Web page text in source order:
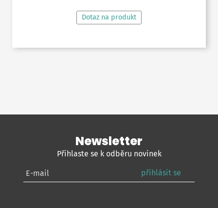
Dotaz na produkt
Newsletter
Přihlaste se k odběru novinek
přihlásit se